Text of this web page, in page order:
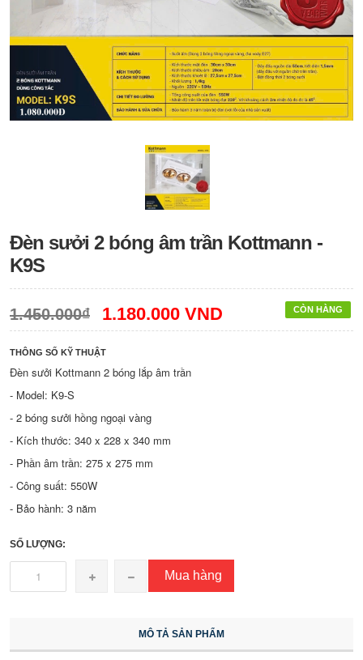
Đèn sưởi 2 bóng âm trần Kottmann -
K9S
CÒN HÀNG
1.450.000₫ 1.180.000 VND
THÔNG SỐ KỸ THUẬT
Đèn sưởi Kottmann 2 bóng lắp âm trần
- Model: K9-S
- 2 bóng sưởi hồng ngoại vàng
- Kích thước: 340 x 228 x 340 mm
- Phần âm trần: 275 x 275 mm
- Công suất: 550W
- Bảo hành: 3 năm
SỐ LƯỢNG:
Mua hàng
MÔ TẢ SẢN PHẨM